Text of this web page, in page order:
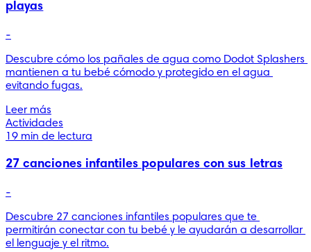
playas
-
Descubre cómo los pañales de agua como Dodot Splashers
mantienen a tu bebé cómodo y protegido en el agua
evitando fugas.
Leer más
Actividades
19 min de lectura
27 canciones infantiles populares con sus letras
-
Descubre 27 canciones infantiles populares que te
permitirán conectar con tu bebé y le ayudarán a desarrollar
el lenguaje y el ritmo.